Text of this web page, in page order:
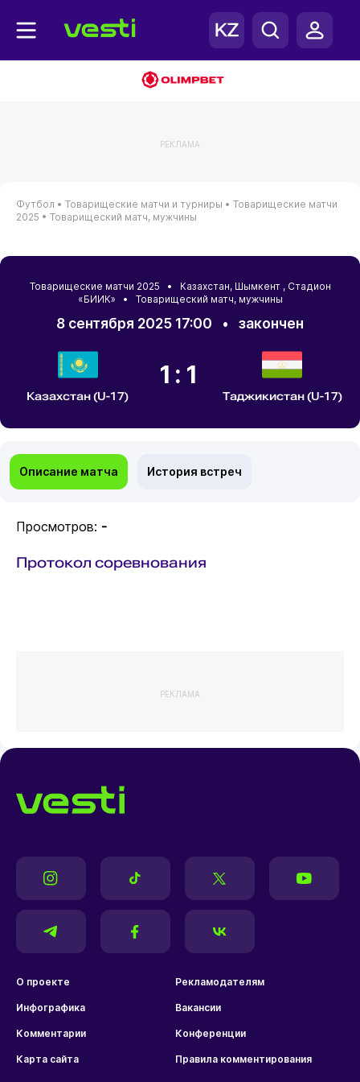
РЕКЛАМА
Футбол • Товарищеские матчи и турниры • Товарищеские матчи
2025 • Товарищеский матч, мужчины
Товарищеские матчи 2025 • Казахстан, Шымкент, Стадион
«БИИК» • Товарищеский матч, мужчины
8 сентября 2025 17:00 • закончен
Казахстан (U-17)
1:1
Таджикистан (U-17)
Описание матча История встреч
Просмотров: -
Протокол соревнования
РЕКЛАМА
О проекте Рекламодателям
Инфографика Вакансии
Комментарии Конференции
Карта сайта Правила комментирования